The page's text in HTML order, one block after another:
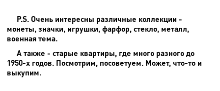
P.S. Очень интересны различные коллекции -
монеты, значки, игрушки, фарфор, стекло, металл,
военная тема.
А также - старые квартиры, где много разного до
1950-х годов. Посмотрим, посоветуем. Может, что-то и
выкупим.